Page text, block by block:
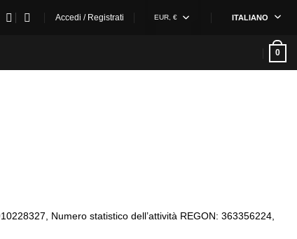
Accedi / Registrati EUR, € ITALIANO
0
Numero statistico dell’attività REGON: 363356224,